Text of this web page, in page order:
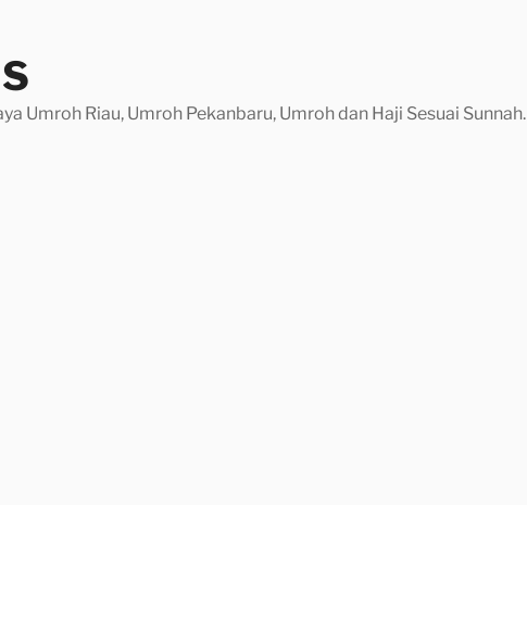
Umroh Riau, Umroh Pekanbaru, Umroh dan Haji Sesuai Sunnah.